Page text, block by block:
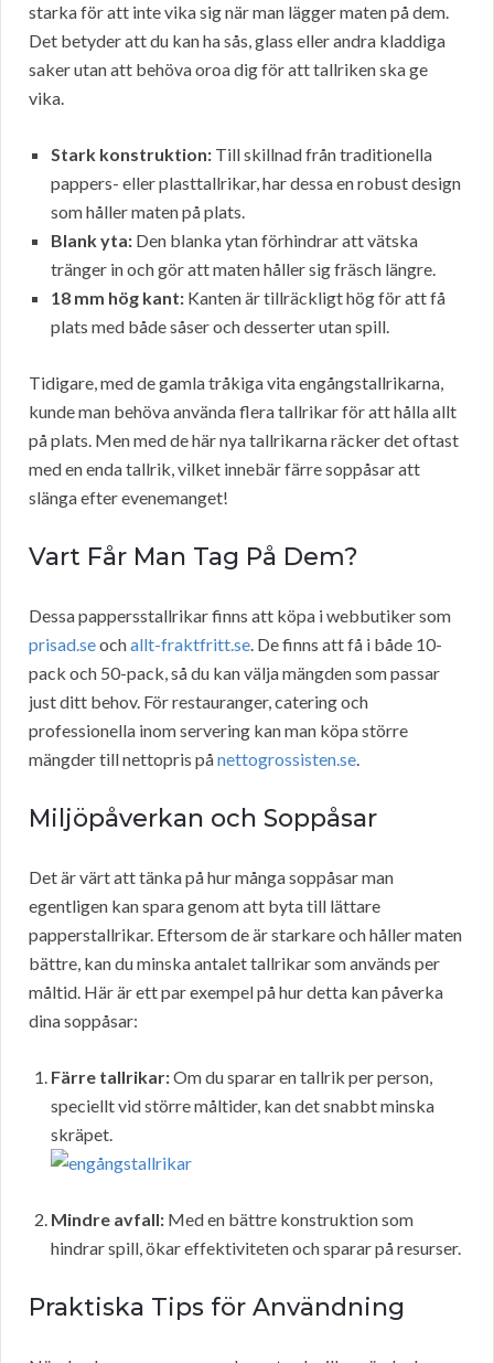
starka för att inte vika sig när man lägger maten på dem.
Det betyder att du kan ha sås, glass eller andra kladdiga
saker utan att behöva oroa dig för att tallriken ska ge
vika.
Stark konstruktion: Till skillnad från traditionella
pappers- eller plasttallrikar, har dessa en robust design
som håller maten på plats.
Blank yta: Den blanka ytan förhindrar att vätska
tränger in och gör att maten håller sig fräsch längre.
18 mm hög kant: Kanten är tillräckligt hög för att få
plats med både såser och desserter utan spill.
Tidigare, med de gamla tråkiga vita engångstallrikarna,
kunde man behöva använda flera tallrikar för att hålla allt
på plats. Men med de här nya tallrikarna räcker det oftast
med en enda tallrik, vilket innebär färre soppåsar att
slänga efter evenemanget!
Vart Får Man Tag På Dem?
Dessa pappersstallrikar finns att köpa i webbutiker som
prisad.seochallt-fraktfritt.se. De finns att få i både 10-
pack och 50-pack, så du kan välja mängden som passar
just ditt behov. För restauranger, catering och
professionella inom servering kan man köpa större
mängder till nettopris pånettogrossisten.se.
Miljöpåverkan och Soppåsar
Det är värt att tänka på hur många soppåsar man
egentligen kan spara genom att byta till lättare
papperstallrikar. Eftersom de är starkare och håller maten
bättre, kan du minska antalet tallrikar som används per
måltid. Här är ett par exempel på hur detta kan påverka
dina soppåsar:
Färre tallrikar:Om du sparar en tallrik per person,
speciellt vid större måltider, kan det snabbt minska
skräpet.
Mindre avfall: Med en bättre konstruktion som
hindrar spill, ökar effektiviteten och sparar på resurser.
Praktiska Tips för Användning